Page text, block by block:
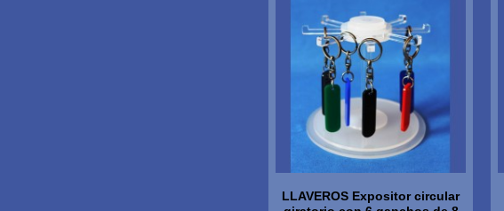
LLAVEROS Expositor circular